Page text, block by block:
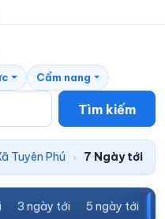
Tìm kiếm
Cẩm nang
Tuyên Phú › 7 Ngày tới
3 ngày tới 5 ngày tới